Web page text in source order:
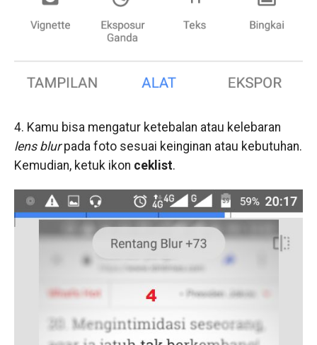
4. Kamu bisa mengatur ketebalan atau kelebaran
lens blurpada foto sesuai keinginan atau kebutuhan.
Kemudian, ketuk ikon ceklist.